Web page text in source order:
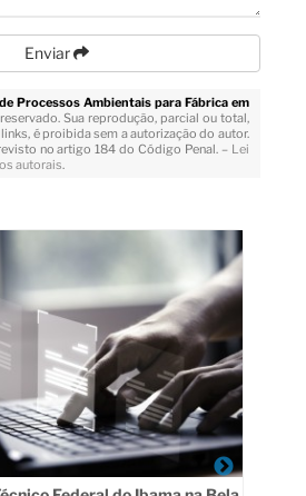
Enviar
Processos Ambientais para Fábrica em
Sua reprodução, parcial ou total,
é proibida sem a autorização do autor.
no artigo 184 do Código Penal. – Lei
autorais.